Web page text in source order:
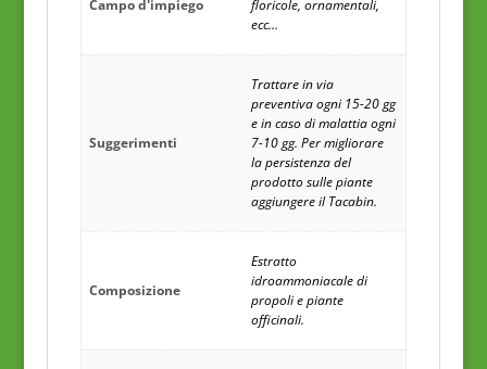
Campo d'impiego
floricole, ornamentali,
ecc…
Suggerimenti
Trattare in via
preventiva ogni 15-20 gg
e in caso di malattia ogni
7-10 gg. Per migliorare
la persistenza del
prodotto sulle piante
aggiungere il Tacabin.
Composizione
Estratto
idroammoniacale di
propoli e piante
officinali.